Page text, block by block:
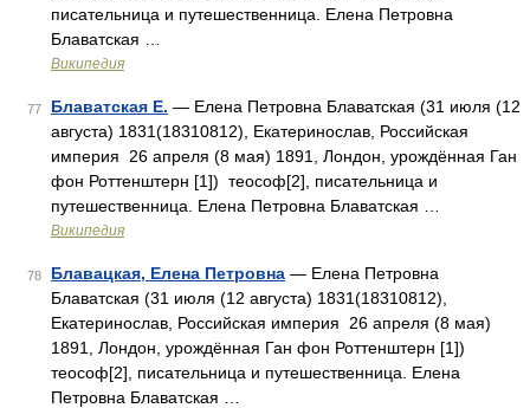
писательница и путешественница. Елена Петровна
Блаватская …
Википедия
77 Блаватская Е. — Елена Петровна Блаватская (31 июля (12
августа) 1831(18310812), Екатеринослав, Российская
империя 26 апреля (8 мая) 1891, Лондон, урождённая Ган
фон Роттенштерн [1]) теософ[2], писательница и
путешественница. Елена Петровна Блаватская …
Википедия
78 Блавацкая, Елена Петровна — Елена Петровна
Блаватская (31 июля (12 августа) 1831(18310812),
Екатеринослав, Российская империя 26 апреля (8 мая)
1891, Лондон, урождённая Ган фон Роттенштерн [1])
теософ[2], писательница и путешественница. Елена
Петровна Блаватская …